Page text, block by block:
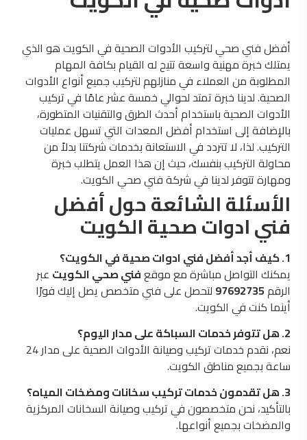
أفضل فني صحي لتركيب الأدوات الصحية في الكويت هو الذي
يمتلك خبرة مهنية واسعة تتيح له القيام بكافة المهام
المطلوبة من العملاء في منازلهم لتركيب جميع أنواع الأدوات
الصحية. لدينا خبرة تمتد لحوالي خمسة عشر عامًا في تركيب
الأدوات الصحية باستخدام أحدث الطرق والتقنيات المتطورة،
بالإضافة إلى استخدام أفضل المعدات التي تسهل عمليات
التركيب. لذا، لا تتردد في الاستعانة بخدمات شركتنا بدلاً من
محاولة التركيب بنفسك، حيث إن هذا العمل يتطلب خبرة
ومهارة تتوفر لدينا في شركة فني صحي الكويت.
الأسئلة الشائعة حول أفضل
فني ادوات صحية الكويت
1. كيف أجد أفضل فني ادوات صحية في الكويت؟
يمكنك التواصل مباشرة مع موقعفني صحي الكويت عبر
الرقم97692735 لتحصل على فني متخصص يصل إليك فورًا
أينما كنت في الكويت.
2. هل تتوفر خدمات السباكة على مدار اليوم؟
نعم، نقدم خدمات تركيب وصيانة الأدوات الصحية على مدار 24
ساعة بجميع مناطق الكويت.
3. هل تقدمون خدمات تركيب سخانات ومضخات المياه؟
بالتأكيد، نحن متخصصون في تركيب وصيانة السخانات المركزية
والمضخات بجميع أنواعها.